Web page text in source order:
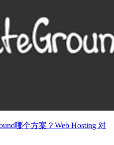
哪个方案？Web Hosting 对